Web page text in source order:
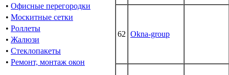
• Офисные перегородки
• Москитные сетки
• Роллеты
• Жалюзи
• Стеклопакеты
• Ремонт, монтаж окон
62 Okna-group